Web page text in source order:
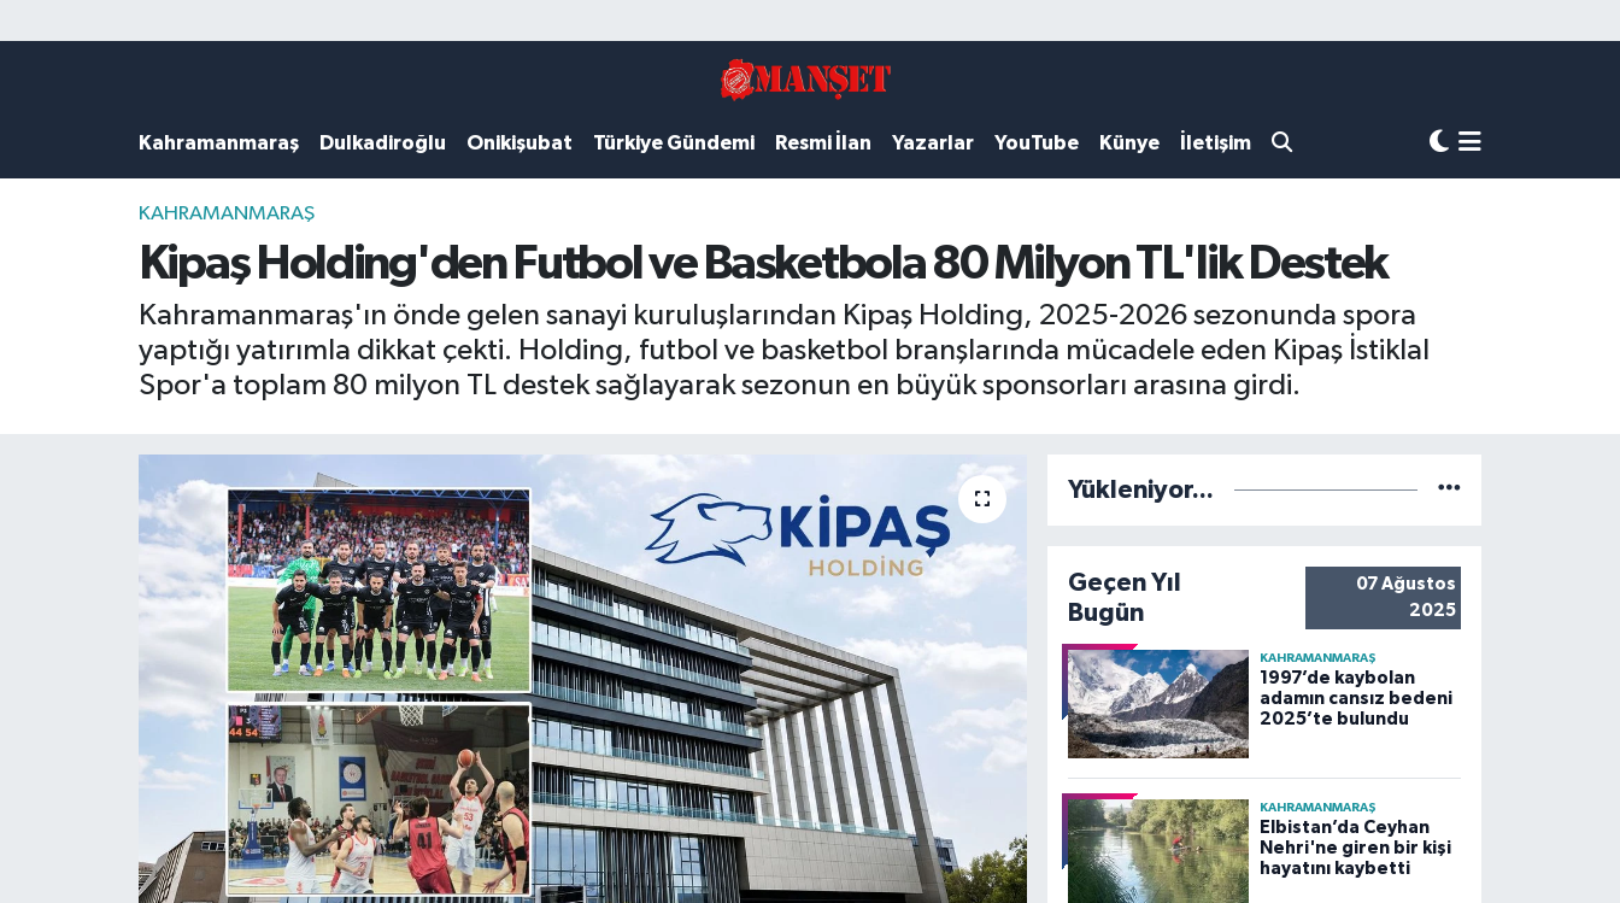
Kahramanmaraş Dulkadiroğlu Onikişubat Türkiye Gündemi Resmi İlan Yazarlar YouTube Künye İletişim
KAHRAMANMARAŞ
Kipaş Holding'den Futbol ve Basketbola 80 Milyon TL'lik Destek
Kahramanmaraş'ın önde gelen sanayi kuruluşlarından Kipaş Holding, 2025-2026 sezonunda spora
yaptığı yatırımla dikkat çekti. Holding, futbol ve basketbol branşlarında mücadele eden Kipaş İstiklal
Spor'a toplam 80 milyon TL destek sağlayarak sezonun en büyük sponsorları arasına girdi.
Yükleniyor...
Geçen Yıl
Bugün
07 Ağustos
2025
KAHRAMANMARAŞ
1997’de kaybolan
adamın cansız bedeni
2025’te bulundu
KAHRAMANMARAŞ
Elbistan’da Ceyhan
Nehri'ne giren bir kişi
hayatını kaybetti
DULKADİROĞLU
KAHRAMANMARAŞ
ONİKİŞUBAT
ÖZEL HABER
Kahramanmaraş Hava Durumu
Kahramanmaraş Trafik Yoğunluk Haritası
Süper Lig Puan Durumu ve Fikstür
Tüm Manşetler
Son Dakika Haberleri
Haber Arşivi